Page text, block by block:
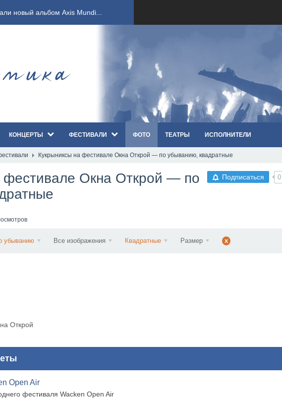
новый альбом Axis Mundi...
на большие экраны с новым ко...
2026 полностью переходи...
новый сингл и видеоклип «Th...
новый сингл под названием «...
последние одиннад...
КОНЦЕРТЫ ФЕСТИВАЛИ ФОТО ТЕАТРЫ ИСПОЛНИТЕЛИ
Кукрыниксы на фестивале Окна Открой — по убыванию, квадратные
Подписаться 0
фестивале Окна Открой — по
убыванию Все изображения Квадратные Размер x
Открой
Open Air
фестиваля Wacken Open Air